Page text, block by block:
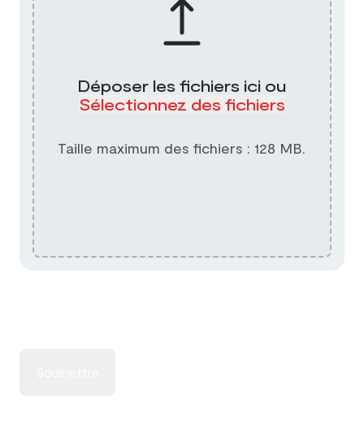
Déposer les fichiers ici ou
Sélectionnez des fichiers
Taille maximum des fichiers : 128 MB.